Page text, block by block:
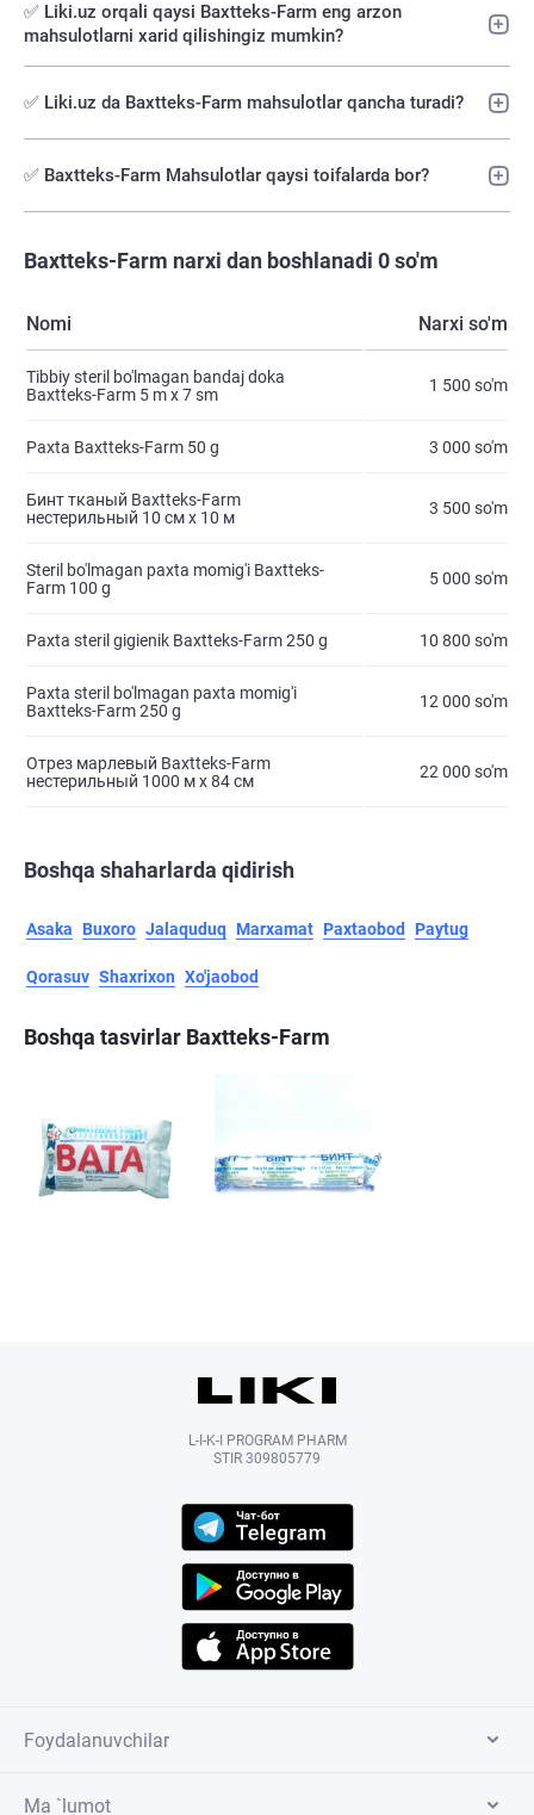
✅️ Liki.uz orqali qaysi Baxtteks-Farm eng arzon
mahsulotlarni xarid qilishingiz mumkin?
✅ Liki.uz da Baxtteks-Farm mahsulotlar qancha turadi?
✅ Baxtteks-Farm Mahsulotlar qaysi toifalarda bor?
Baxtteks-Farm narxi dan boshlanadi 0 so'm
Nomi Narxi so'm
Tibbiy steril bo'lmagan bandaj doka
Baxtteks-Farm 5 m х 7 sm
1 500 so'm
Paxta Baxtteks-Farm 50 g 3 000 so'm
Бинт тканый Baxtteks-Farm
нестерильный 10 см х 10 м
3 500 so'm
Steril bo'lmagan paxta momig'i Baxtteks-
Farm 100 g
5 000 so'm
Paxta steril gigienik Baxtteks-Farm 250 g 10 800 so'm
Paxta steril bo'lmagan paxta momig'i
Baxtteks-Farm 250 g
12 000 so'm
Отрез марлевый Baxtteks-Farm
нестерильный 1000 м х 84 см
22 000 so'm
Boshqa shaharlarda qidirish
Asaka Buxoro Jalaquduq Marxamat Paxtaobod Paytug
Qorasuv Shaxrixon Xo'jaobod
Boshqa tasvirlar Baxtteks-Farm
L-I-K-I PROGRAM PHARM
STIR 309805779
Foydalanuvchilar
Ma `lumot